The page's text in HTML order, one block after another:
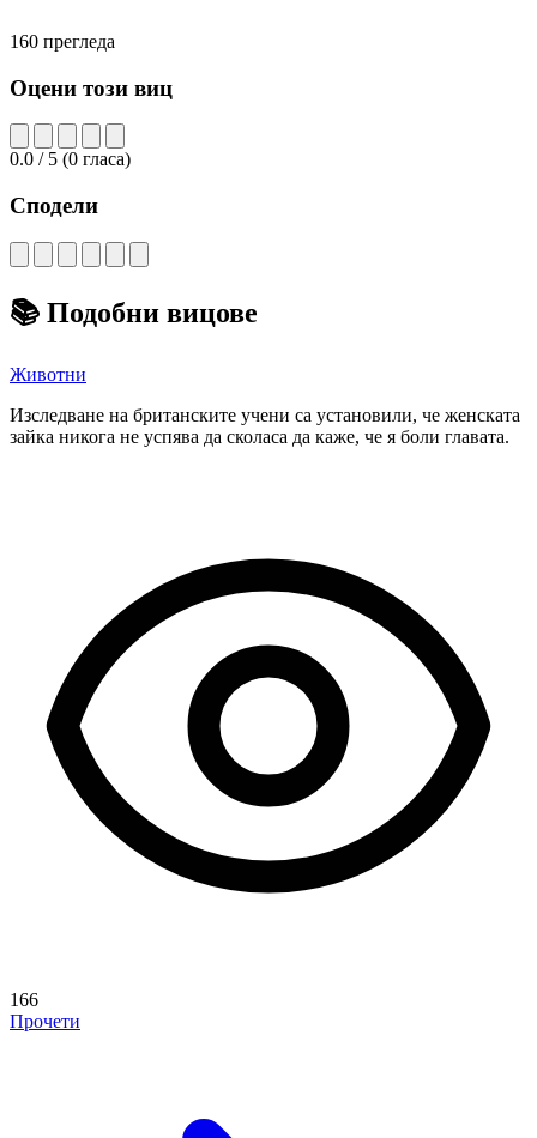
160 прегледа
Оцени този виц
0.0 / 5 (0 гласа)
Сподели
📚 Подобни вицове
Животни
Изследване на британските учени са установили, че женската
зайка никога не успява да сколаса да каже, че я боли главата.
166
Прочети